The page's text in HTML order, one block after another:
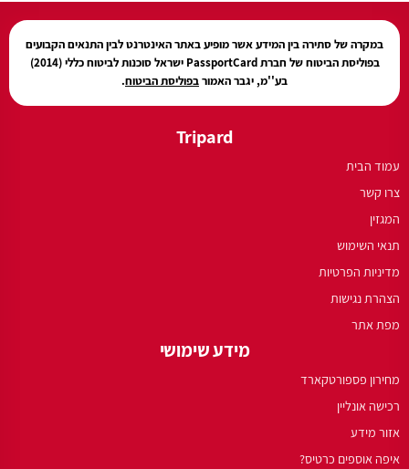
במקרה של סתירה בין המידע אשר מופיע באתר האינטרנט לבין התנאים הקבועים
בפוליסת הביטוח של חברת PassportCard ישראל סוכנות לביטוח כללי (2014)
בע''מ, יגבר האמורבפוליסת הביטוח.
Tripard
עמוד הבית
צרו קשר
המגזין
תנאי השימוש
מדיניות הפרטיות
הצהרת נגישות
מפת אתר
מידע שימושי
מחירון פספורטקארד
רכישה אונליין
אזור מידע
איפה אוספים כרטיס?